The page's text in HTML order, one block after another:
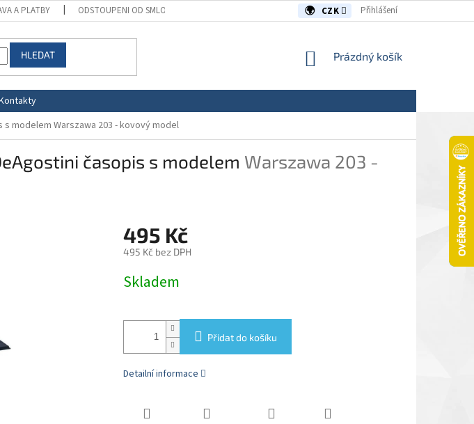
A PLATBY ODSTOUPENI OD SMLOUVY/REKLAMACE CZK Přihlášení
HLEDAT
NÁKUPNÍ
Prázdný košík
s modelemWarszawa 203 - kovový model
časopis s modelem Warszawa 203 -
495 Kč
495 Kč bez DPH
cena:
Skladem
Přidat do košíku
Detailní informace